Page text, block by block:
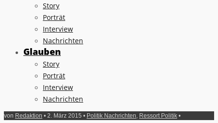
Story
Porträt
Interview
Nachrichten
Glauben
Story
Porträt
Interview
Nachrichten
von Redaktion • 2. März 2015 • Politik Nachrichten Ressort Politik •